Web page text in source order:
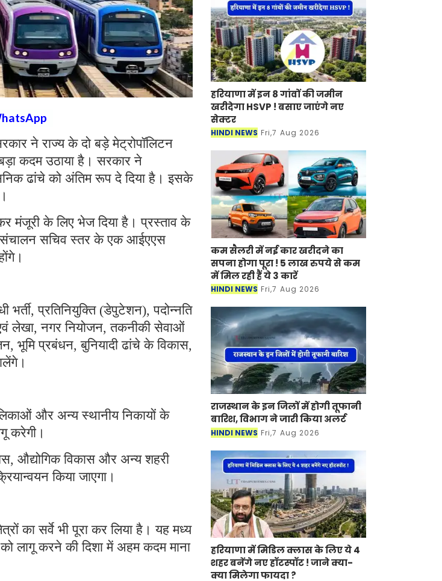
ने राज्य के दो बड़े मेट्रोपॉलिटन
कदम उठाया है। सरकार ने
ढांचे को अंतिम रूप दे दिया है। इसके
मंजूरी के लिए भेज दिया है। प्रस्ताव के
संचालन सचिव स्तर के एक आईएएस
भर्ती, प्रतिनियुक्ति (डेपुटेशन), पदोन्नति
लेखा, नगर नियोजन, तकनीकी सेवाओं
भूमि प्रबंधन, बुनियादी ढांचे के विकास,
और अन्य स्थानीय निकायों के
करेगी।
औद्योगिक विकास और अन्य शहरी
किया जाएगा।
का सर्वे भी पूरा कर लिया है। यह मध्य
लागू करने की दिशा में अहम कदम माना
हरियाणा में इन 8 गांवों की जमीन
खरीदेगा HSVP ! बसाए जाएंगे नए
सेक्टर
HINDI NEWS Fri,7 Aug 2026
कम सैलरी में नई कार खरीदने का
सपना होगा पूरा ! 5 लाख रुपये से कम
में मिल रही हैं ये 3 कारें
HINDI NEWS Fri,7 Aug 2026
राजस्थान के इन जिलों में होगी तूफानी
बारिश, विभाग ने जारी किया अलर्ट
HINDI NEWS Fri,7 Aug 2026
हरियाणा में मिडिल क्लास के लिए ये 4
शहर बनेंगे नए हॉटस्पॉट ! जाने क्या-
क्या मिलेगा फायदा ?